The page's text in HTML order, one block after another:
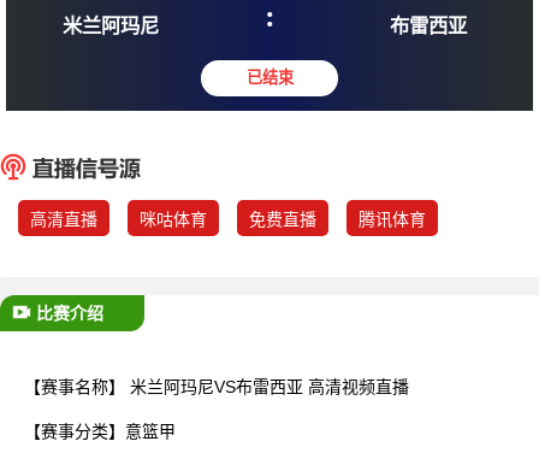
米兰阿玛尼
2026-06-04 02:00
: 布雷
高清直播 咪咕体育 免费直播 腾讯体育
比赛介绍
【赛事名称】 米兰阿玛尼VS布雷西亚 高清视频直播
【赛事分类】 意篮甲